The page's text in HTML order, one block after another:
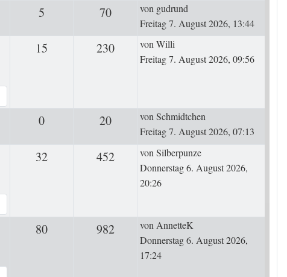
5 70ZugriffeLetzter Beitrag
von gudrund
Freitag 7. August 2026, 13:44
15 Antworten230ZugriffeLetzter Beitrag
vonWilli
Freitag 7. August 2026, 09:56
0Antworten 20ZugriffeLetzter Beitrag
vonSchmidtchen
Freitag 7. August 2026, 07:13
32Antworten452ZugriffeLetzter Beitrag
vonSilberpunze
Donnerstag 6. August 2026,
20:26
80Antworten982ZugriffeLetzter Beitrag
von AnnetteK
Donnerstag 6. August 2026,
17:24